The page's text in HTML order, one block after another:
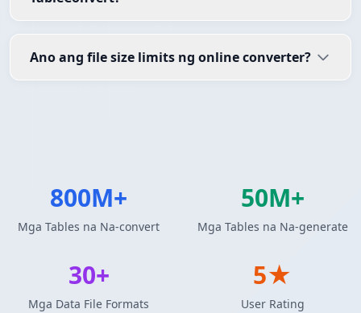
Ano ang file size limits ng online converter?
800M+
Mga Tables na Na-convert
50M+
Mga Tables na Na-generate
30+
Mga Data File Formats
5★
User Rating